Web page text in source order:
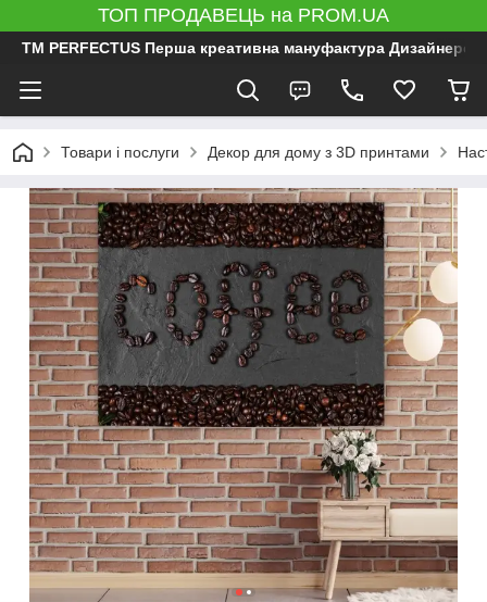
ТОП ПРОДАВЕЦЬ на PROM.UA
ТМ PERFECTUS Перша креативна мануфактура
Товари і послуги Декор для дому з 3D принтами